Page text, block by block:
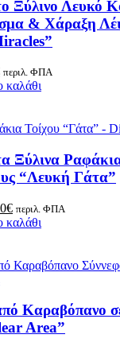
Ξύλινο Λευκό
& Χάραξη
περιλ. ΦΠΑ
Ξύλινα
“Λευκή Γάτα”
€ περιλ. ΦΠΑ
Καραβόπανο
Area”